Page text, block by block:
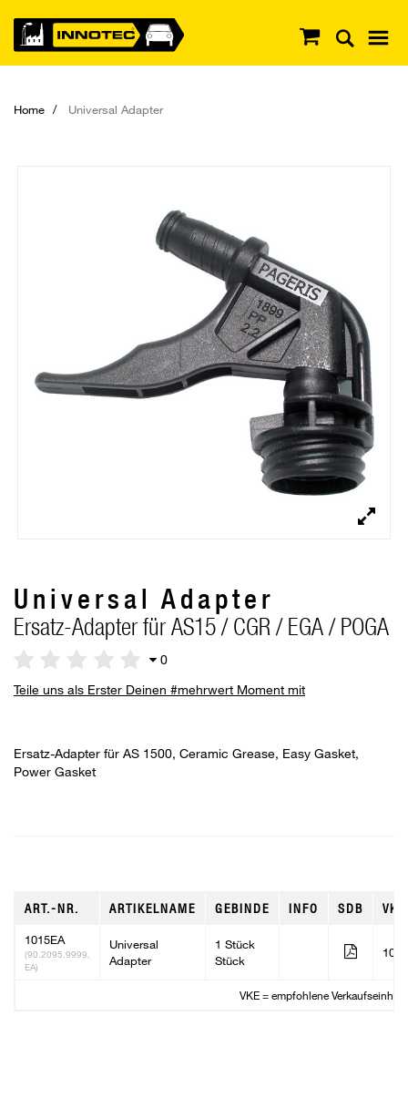
Home Universal Adapter
Universal Adapter
Ersatz-Adapter für AS15 / CGR / EGA / POGA
0
Teile uns als Erster Deinen #mehrwert Moment mit
Ersatz-Adapter für AS 1500, Ceramic Grease, Easy Gasket,
Power Gasket
ART.-NR. ARTIKELNAME GEBINDE INFO SDB VKE
1015EA
(90.2095.9999,
EA)
Universal
Adapter
1 Stück
Stück
10
VKE = empfohlene Verkaufseinheit